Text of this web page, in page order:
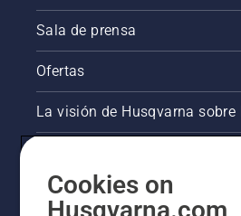
Sala de prensa
Ofertas
La visión de Husqvarna
Otros sitios de Husqvarna
Cookies on